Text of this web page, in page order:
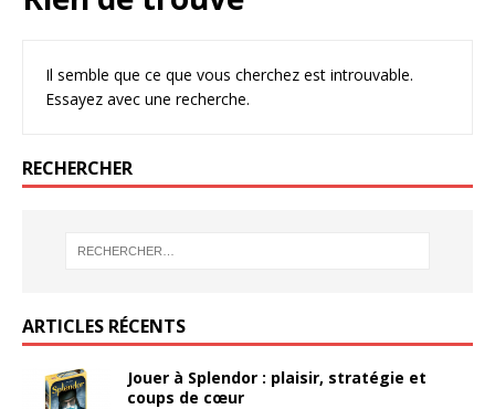
Il semble que ce que vous cherchez est introuvable.
Essayez avec une recherche.
RECHERCHER
ARTICLES RÉCENTS
Jouer à Splendor : plaisir, stratégie et
coups de cœur